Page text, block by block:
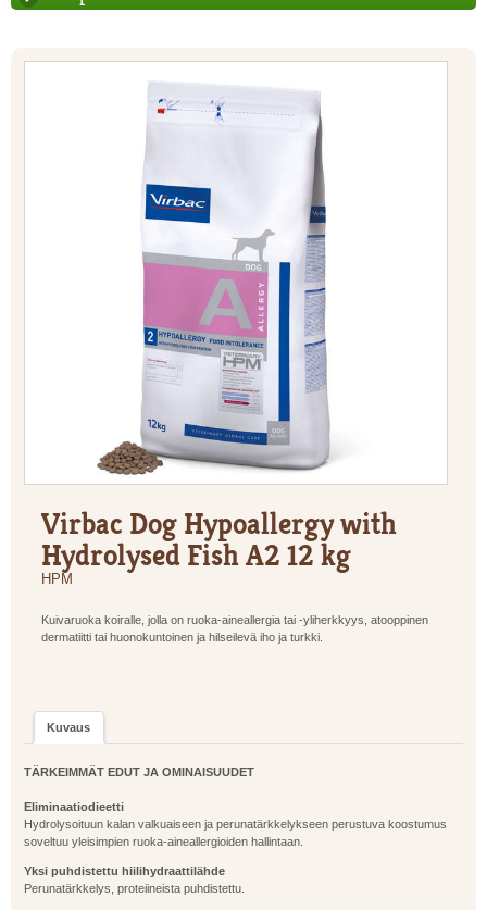
Virbac Dog Hypoallergy with
Hydrolysed Fish A2 12 kg
HPM
Kuivaruoka koiralle, jolla on ruoka-aineallergia tai -yliherkkyys, atooppinen
dermatiitti tai huonokuntoinen ja hilseilevä iho ja turkki.
Kuvaus
TÄRKEIMMÄT EDUT JA OMINAISUUDET
Eliminaatiodieetti
Hydrolysoituun kalan valkuaiseen ja perunatärkkelykseen perustuva koostumus
soveltuu yleisimpien ruoka-aineallergioiden hallintaan.
Yksi puhdistettu hiilihydraattilähde
Perunatärkkelys, proteiineista puhdistettu.